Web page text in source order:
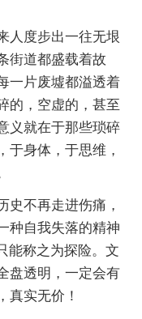
人度步出一往无垠
街道都盛载着故
一片废墟都溢透着
的，空虚的，甚至
义就在于那些琐碎
于身体，于思维，
史不再走进伤痛，
种自我失落的精神
能称之为探险。文
盘透明，一定会有
真实无价！